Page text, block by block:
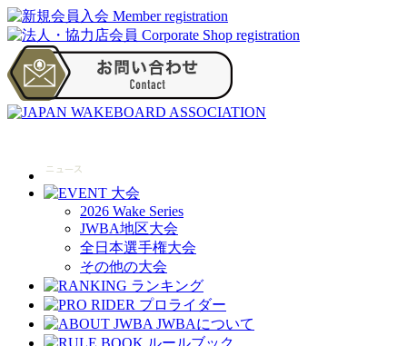
2026 Wake Series
JWBA地区大会
全日本選手権大会
その他の大会